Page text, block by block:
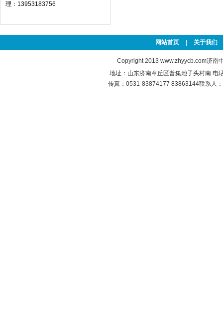
理：13953183756
网站首页 关于我们
Copyright 2013 www.zhyycb.com济南
地址：山东济南章丘区普集池子头村南
传真：0531-83874177 83863144联系人